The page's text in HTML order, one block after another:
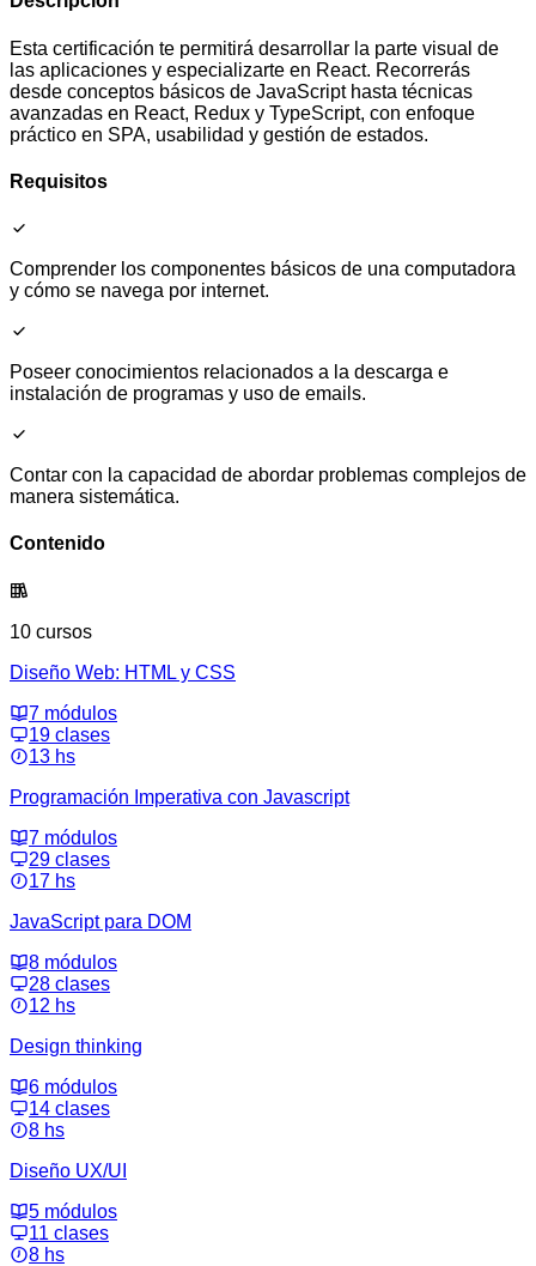
Esta certificación te permitirá desarrollar la parte visual de
las aplicaciones y especializarte en React. Recorrerás
desde conceptos básicos de JavaScript hasta técnicas
avanzadas en React, Redux y TypeScript, con enfoque
práctico en SPA, usabilidad y gestión de estados.
Requisitos
Comprender los componentes básicos de una computadora
y cómo se navega por internet.
Poseer conocimientos relacionados a la descarga e
instalación de programas y uso de emails.
Contar con la capacidad de abordar problemas complejos de
manera sistemática.
Contenido
10 cursos
Diseño Web: HTML y CSS
7 módulos
19 clases
13 hs
Programación Imperativa con Javascript
7 módulos
29 clases
17 hs
JavaScript para DOM
8 módulos
28 clases
12 hs
Design thinking
6 módulos
14 clases
8 hs
Diseño UX/UI
5 módulos
11 clases
8 hs